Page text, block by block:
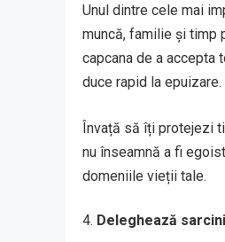
Unul dintre cele mai
muncă, familie și timp
capcana de a accepta
duce rapid la epuizare.
Învață să îți protejezi
nu înseamnă a fi
domeniile vieții tale.
Deleghează